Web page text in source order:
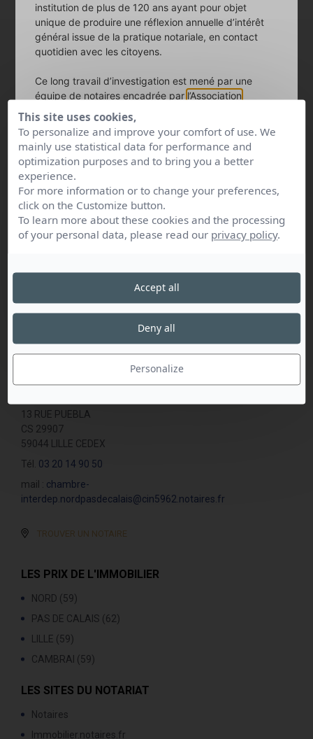
62000 ARRAS
Tél : 0321504000
Fax :
0321712748
Site Web :https://didactis.notaires.fr/
Parking : sur place
Bureaux annexes :
15 bis rue d'en Haut
21 Rue de la Barre
62580 NEUVILLE-SAINT-VAAST
Parking : sur place
Accès handicapés : oui
BLIN Valérie
COPIN Audrey
HOUZET Loïc
ROUACH Philippe
Chambre notaires Nord - Pas de Calais
13 RUE PUEBLA
CS 29907
59044 LILLE CEDEX
Tél. 03 20 14 90 50
mail : chambre-
interdep.nordpasdecalais@cin5962.notaires.fr
TROUVER UN NOTAIRE
LES PRIX DE L'IMMOBILIER
NORD (59)
PAS DE CALAIS (62)
LILLE (59)
CAMBRAI (59)
LES SITES DU NOTARIAT
Notaires
Immobilier.notaires.fr
institution de plus de 120 ans ayant pour objet
unique de produire une réflexion annuelle d’intérêt
général issue de la pratique notariale, en contact
quotidien avec les citoyens.
Ce long travail d’investigation est mené par une
équipe de notaires encadrée par l’Association
Congrès Notaires de France
président et d’un rapporteur général, tous deux
notaires, et suivie par un professeur de droit reconnu
dans sa matière.
Répartis en plusieurs groupes appelées «
commissions », ces notaires défrichent
bénévolement le sujet retenu à côté d’une activité
professionnelle intense.
This site uses cookies,
To personalize and improve your comfort of use. We
mainly use statistical data for performance and
optimization purposes and to bring you a better
experience.
For more information or to change your preferences,
click on the Customize button.
To learn more about these cookies and the processing
of your personal data, please read our privacy policy.
Personalize
Deny all
Accept all